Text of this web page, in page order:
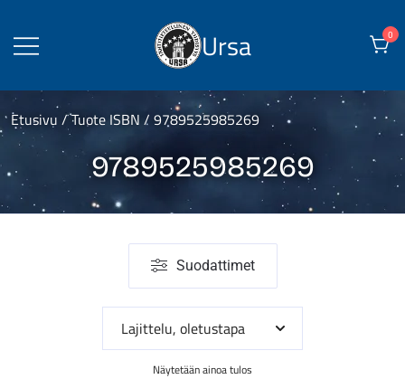
content
Ursa 0
Etusivu / Tuote ISBN / 9789525985269
9789525985269
Näytetään ainoa tulos
Suodattimet